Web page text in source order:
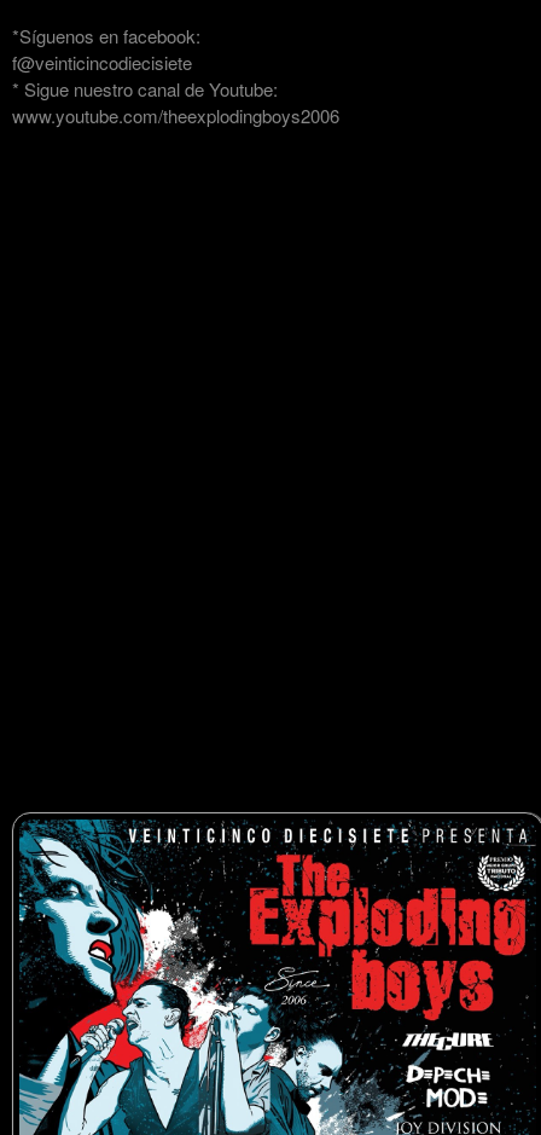
*Síguenos en facebook:
f@veinticincodiecisiete
* Sigue nuestro canal de Youtube:
www.youtube.com/theexplodingboys2006